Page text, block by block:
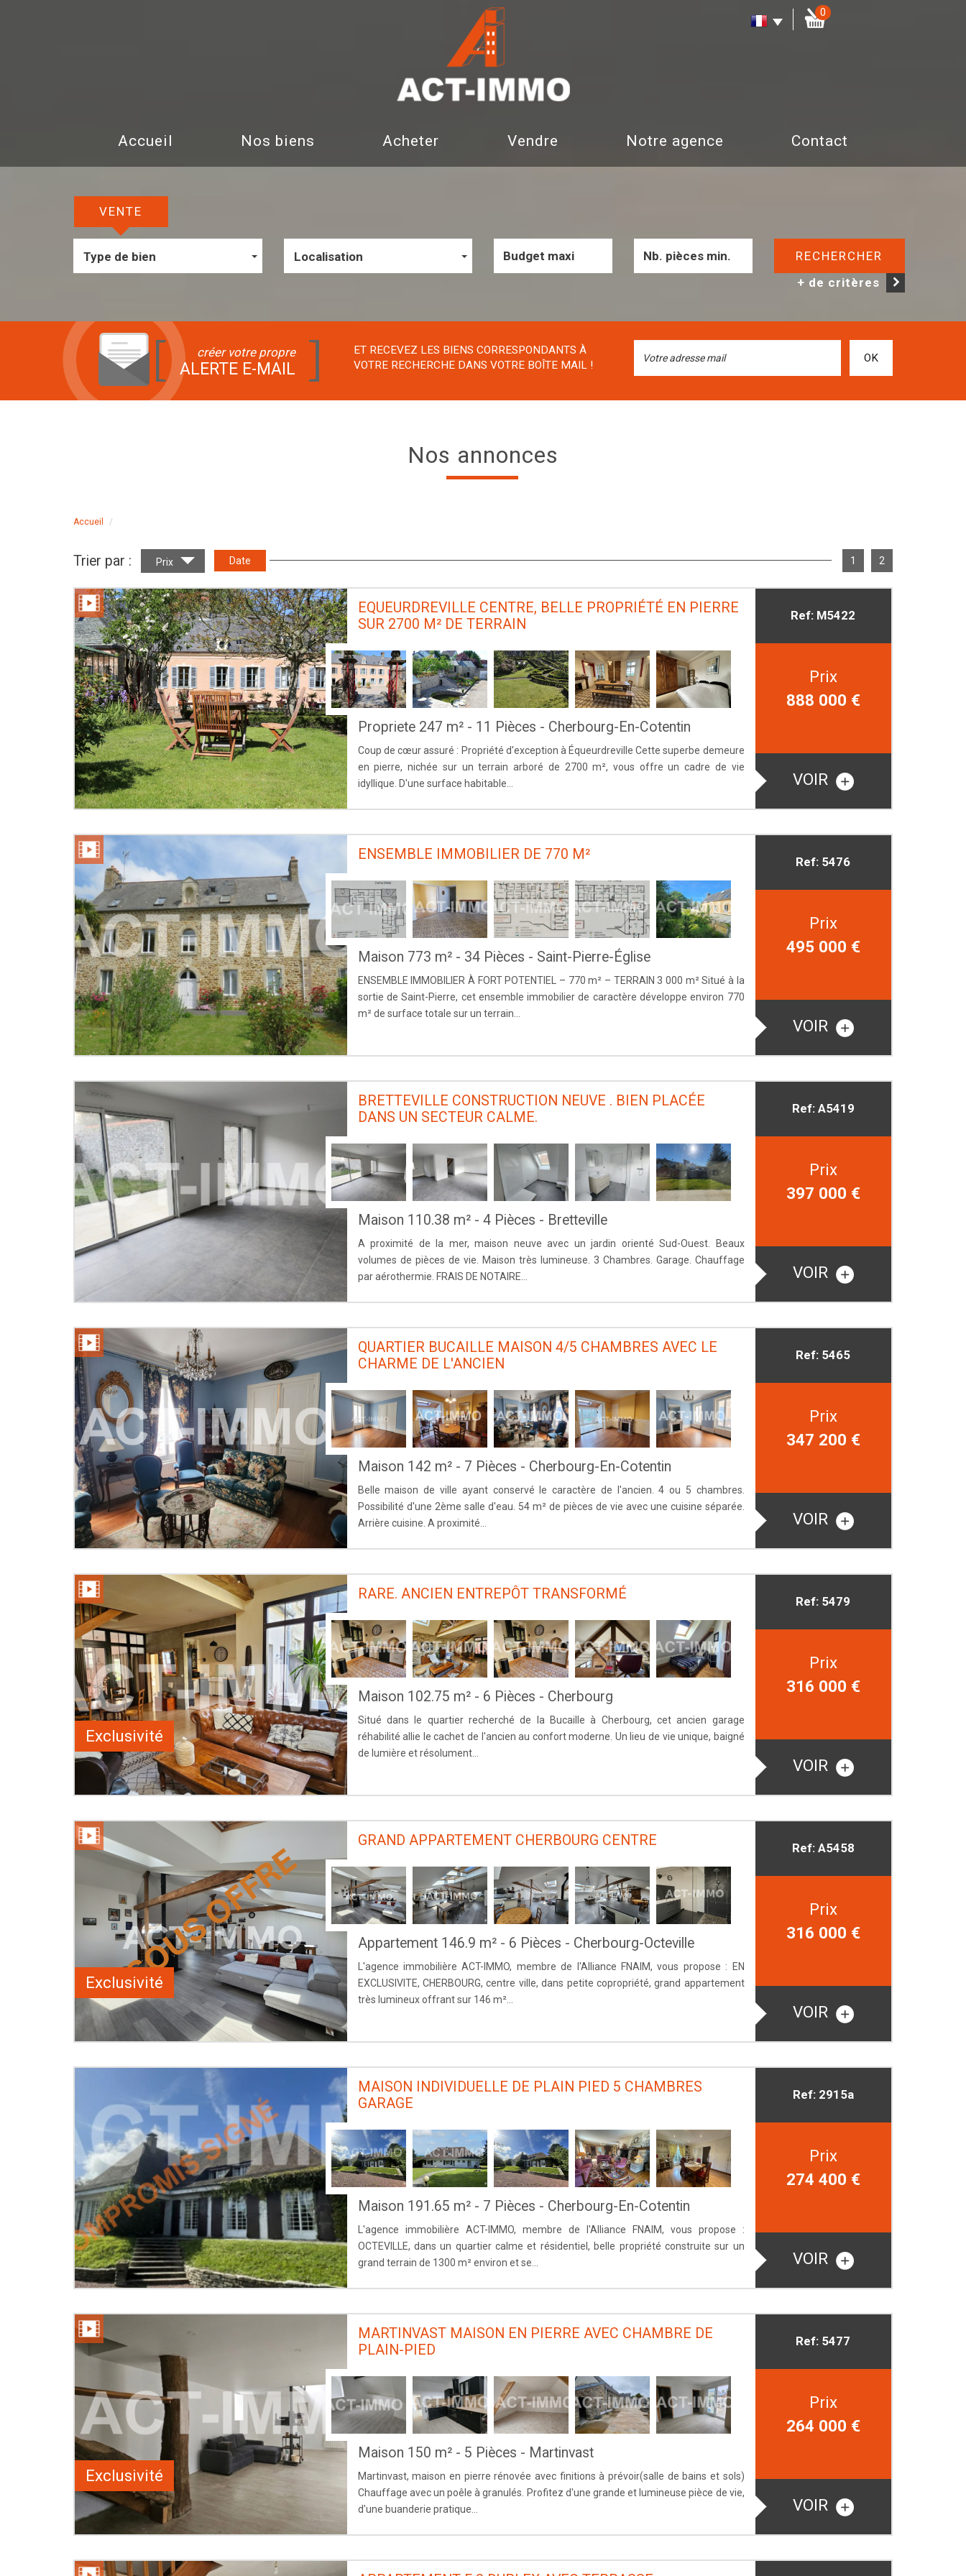
0
Accueil Nos biens Acheter Vendre Notre agence Contact
VENTE
Type de bien Localisation
RECHERCHER
+ de critères
créer votre propre
ALERTE E-MAIL
ET RECEVEZ LES BIENS CORRESPONDANTS À
VOTRE RECHERCHE DANS VOTRE BOÎTE MAIL !
OK
Nos annonces
Accueil
Trier par : Prix Date 1 2
EQUEURDREVILLE CENTRE, BELLE PROPRIÉTÉ EN PIERRE
SUR 2700 M² DE TERRAIN
Propriete 247 m² - 11 Pièces - Cherbourg-En-Cotentin
Coup de cœur assuré : Propriété d'exception à Équeurdreville Cette superbe demeure
en pierre, nichée sur un terrain arboré de 2700 m², vous offre un cadre de vie
idyllique. D'une surface habitable...
Ref: M5422
Prix
888 000 €
VOIR
ENSEMBLE IMMOBILIER DE 770 M²
Maison 773 m² - 34 Pièces - Saint-Pierre-Église
ENSEMBLE IMMOBILIER À FORT POTENTIEL – 770 m² – TERRAIN 3 000 m² Situé à la
sortie de Saint-Pierre, cet ensemble immobilier de caractère développe environ 770
m² de surface totale sur un terrain...
Ref: 5476
Prix
495 000 €
VOIR
BRETTEVILLE CONSTRUCTION NEUVE . BIEN PLACÉE
DANS UN SECTEUR CALME.
Maison 110.38 m² - 4 Pièces - Bretteville
A proximité de la mer, maison neuve avec un jardin orienté Sud-Ouest. Beaux
volumes de pièces de vie. Maison très lumineuse. 3 Chambres. Garage. Chauffage
par aérothermie. FRAIS DE NOTAIRE...
Ref: A5419
Prix
397 000 €
VOIR
QUARTIER BUCAILLE MAISON 4/5 CHAMBRES AVEC LE
CHARME DE L'ANCIEN
Maison 142 m² - 7 Pièces - Cherbourg-En-Cotentin
Belle maison de ville ayant conservé le caractère de l'ancien. 4 ou 5 chambres.
Possibilité d'une 2ème salle d'eau. 54 m² de pièces de vie avec une cuisine séparée.
Arrière cuisine. A proximité...
Ref: 5465
Prix
347 200 €
VOIR
Exclusivité
RARE. ANCIEN ENTREPÔT TRANSFORMÉ
Maison 102.75 m² - 6 Pièces - Cherbourg
Situé dans le quartier recherché de la Bucaille à Cherbourg, cet ancien garage
réhabilité allie le cachet de l'ancien au confort moderne. Un lieu de vie unique, baigné
de lumière et résolument...
Ref: 5479
Prix
316 000 €
VOIR
Exclusivité
GRAND APPARTEMENT CHERBOURG CENTRE
Appartement 146.9 m² - 6 Pièces - Cherbourg-Octeville
L'agence immobilière ACT-IMMO, membre de l'Alliance FNAIM, vous propose : EN
EXCLUSIVITE, CHERBOURG, centre ville, dans petite copropriété, grand appartement
très lumineux offrant sur 146 m²...
Ref: A5458
Prix
316 000 €
VOIR
MAISON INDIVIDUELLE DE PLAIN PIED 5 CHAMBRES
GARAGE
Maison 191.65 m² - 7 Pièces - Cherbourg-En-Cotentin
L'agence immobilière ACT-IMMO, membre de l'Alliance FNAIM, vous propose :
OCTEVILLE, dans un quartier calme et résidentiel, belle propriété construite sur un
grand terrain de 1300 m² environ et se...
Ref: 2915a
Prix
274 400 €
VOIR
Exclusivité
MARTINVAST MAISON EN PIERRE AVEC CHAMBRE DE
PLAIN-PIED
Maison 150 m² - 5 Pièces - Martinvast
Martinvast, maison en pierre rénovée avec finitions à prévoir(salle de bains et sols)
Chauffage avec un poêle à granulés. Profitez d'une grande et lumineuse pièce de vie,
d'une buanderie pratique...
Ref: 5477
Prix
264 000 €
VOIR